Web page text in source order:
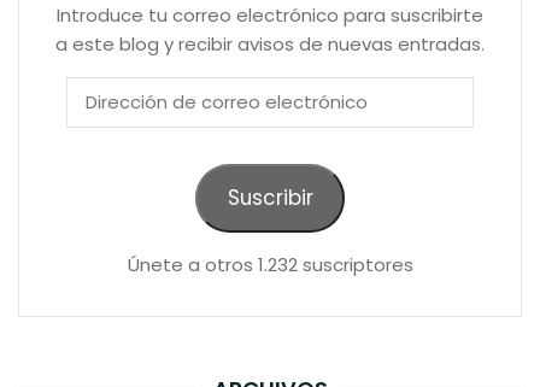
Introduce tu correo electrónico para suscribirte
a este blog y recibir avisos de nuevas entradas.
Dirección
Suscribir
Únete a otros 1.232 suscriptores